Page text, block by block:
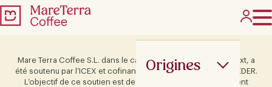
Origines
Mare Terra Coffee S.L. dans le cadre du programme ICEX Next, a
été soutenu par l’ICEX et cofinancé par le fonds européen FEDER.
L’objectif de ce soutien est de contribuer au développement